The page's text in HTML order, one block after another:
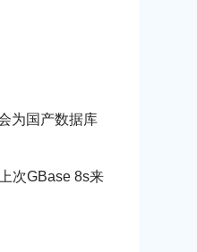
为国产数据库
次GBase 8s来